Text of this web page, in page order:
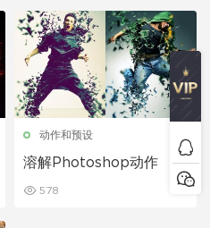
动作和预设
溶解Photoshop动作
578